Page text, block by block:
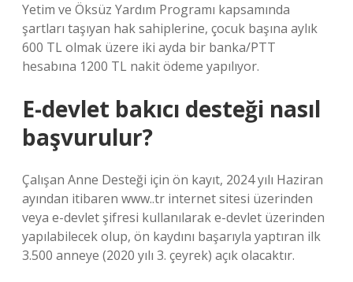
Yetim ve Öksüz Yardım Programı kapsamında
şartları taşıyan hak sahiplerine, çocuk başına aylık
600 TL olmak üzere iki ayda bir banka/PTT
hesabına 1200 TL nakit ödeme yapılıyor.
E-devlet bakıcı desteği nasıl
başvurulur?
Çalışan Anne Desteği için ön kayıt, 2024 yılı Haziran
ayından itibaren www..tr internet sitesi üzerinden
veya e-devlet şifresi kullanılarak e-devlet üzerinden
yapılabilecek olup, ön kaydını başarıyla yaptıran ilk
3.500 anneye (2020 yılı 3. çeyrek) açık olacaktır.